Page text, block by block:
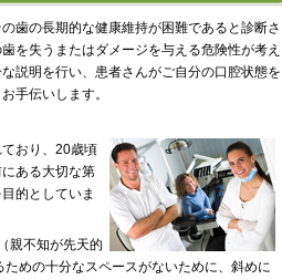
歯の長期的な健康維持が困難であると診断さ
を失うまたはダメージを与える危険性が考え
説明を行い、患者さんがご自分の口腔状態を
手伝いします。
おり、20歳頃
ある大切な第
的としていま
親不知が先天的
めの十分なスペースがないために、斜めに